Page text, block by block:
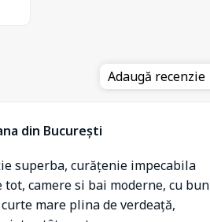
Adaugă recenzie
din București
superba, curățenie impecabila
tot, camere si bai moderne, cu bun
mare plina de verdeață,